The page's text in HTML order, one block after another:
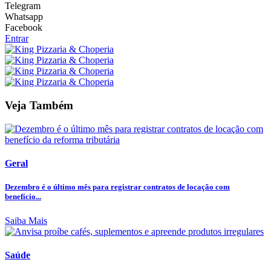
Telegram
Whatsapp
Facebook
Entrar
Veja Também
Geral
Dezembro é o último mês para registrar contratos de locação com
benefício...
Saiba Mais
Saúde